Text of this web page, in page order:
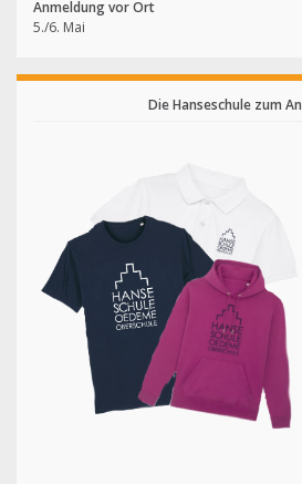
Anmeldung vor Ort
5./6. Mai
Die Hanseschule zum